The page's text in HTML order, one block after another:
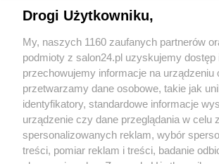
Sport
Społeczeństwo
Kultura
Drogi Użytkowniku,
My, naszych 1160 zaufanych partnerów
podmioty z salon24.pl uzyskujemy dostęp
przechowujemy informacje na urządzeniu
przetwarzamy dane osobowe, takie jak
identyfikatory, standardowe informacje
urządzenie czy dane przeglądania w celu
spersonalizowanych reklam, wybór
treści, pomiar reklam i treści, badanie